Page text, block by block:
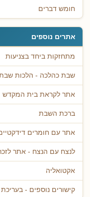
חומש דברים
אתרים נוספים
מתחזקות ביחד בצניעות
שבת כהלכה - הלכות
אתר לקראת בית המקדש
ברכת השבת
אתר עם חומרים
לנצח עם הנצח - אתר
אקטואליה
קישורים נוספים - בעריכת